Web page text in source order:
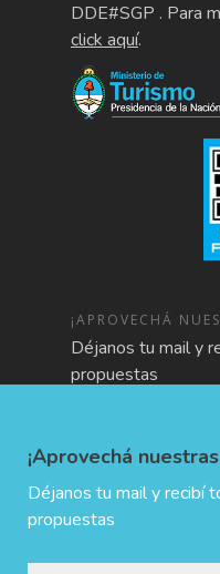
DDE#SGP . Para
click aquí.
¡APROVECHÁ
Déjanos tu mail y
propuestas
¡Aprovechá
Déjanos tu mail y recibí
propuestas